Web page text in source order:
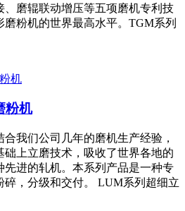
、磨辊联动增压等五项磨机专利技
粉机的世界最高水平。TGM系列
粉机
我们公司几年的磨机生产经验，
础上立磨技术，吸收了世界各地的
先进的轧机。本系列产品是一种专
碎，分级和交付。 LUM系列超细立